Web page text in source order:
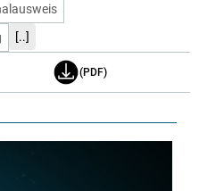
[..]
(PDF)